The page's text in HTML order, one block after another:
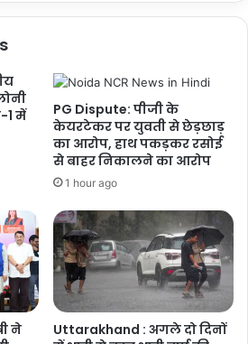
1 में
PG Dispute: पीजी के
केयरटेकर पर युवती से छेड़छाड़
का आरोप, हाथ पकड़कर रसोई
से बाहर निकालने का आरोप
1 hour ago
ने
Uttarakhand : अगले दो दिनों